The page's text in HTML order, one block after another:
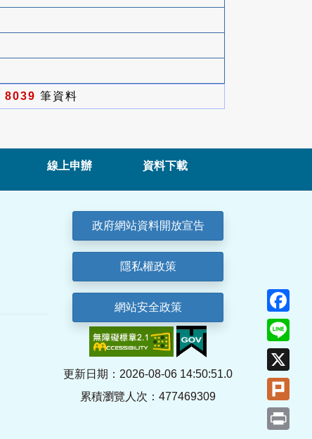
8039 筆資料
線上申辦 資料下載
政府網站資料開放宣告
隱私權政策
網站安全政策
更新日期：2026-08-06 14:50:51.0
累積瀏覽人次：477469309